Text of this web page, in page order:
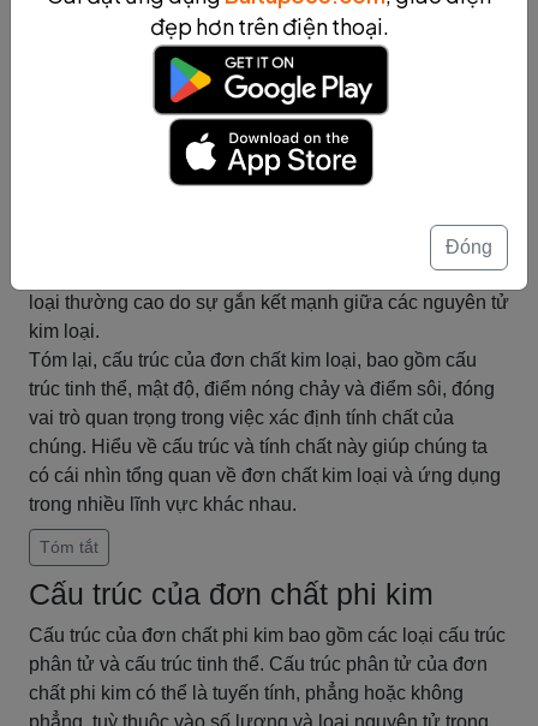
trọng. Mật độ đo lường khối lượng của một chất trong
một đơn vị thể tích. Đơn chất kim loại thường có mật độ
cao do cấu trúc tinh thể chặt chẽ và sự gắn kết mạnh
giữa các nguyên tử kim loại.
Điểm nóng chảy và điểm sôi là hai đặc điểm nhiệt độ
quan trọng của đơn chất kim loại. Điểm nóng chảy là
nhiệt độ mà đơn chất kim loại chuyển từ trạng thái rắn
đơn chất kim loại chuyển từ trạng thái lỏng sang trạng
thái khí. Điểm nóng chảy và điểm sôi của đơn chất kim
loại thường cao do sự gắn kết mạnh giữa các nguyên tử
kim loại.
Tóm lại, cấu trúc của đơn chất kim loại, bao gồm cấu
trúc tinh thể, mật độ, điểm nóng chảy và điểm sôi, đóng
vai trò quan trọng trong việc xác định tính chất của
chúng. Hiểu về cấu trúc và tính chất này giúp chúng ta
có cái nhìn tổng quan về đơn chất kim loại và ứng dụng
trong nhiều lĩnh vực khác nhau.
Tóm tắt
Cấu trúc của đơn chất phi kim
Cấu trúc của đơn chất phi kim bao gồm các loại cấu trúc
phân tử và cấu trúc tinh thể. Cấu trúc phân tử của đơn
chất phi kim có thể là tuyến tính, phẳng hoặc không
phẳng, tuỳ thuộc vào số lượng và loại nguyên tử trong
đẹp hơn trên điện thoại.
Đóng